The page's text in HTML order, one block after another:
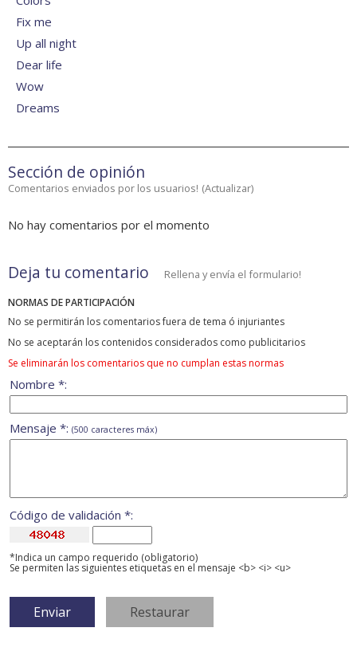
Fix me
Up all night
Dear life
Wow
Dreams
Sección de opinión
Comentarios enviados por los usuarios! (Actualizar)
No hay comentarios por el momento
Deja tu comentario Rellena y envía el formulario!
NORMAS DE PARTICIPACIÓN
No se permitirán los comentarios fuera de tema ó injuriantes
No se aceptarán los contenidos considerados como publicitarios
Se eliminarán los comentarios que no cumplan estas normas
Nombre *:
Mensaje *: (500 caracteres máx)
Código de validación *:
*Indica un campo requerido (obligatorio)
Se permiten las siguientes etiquetas en el mensaje <b> <i> <u>